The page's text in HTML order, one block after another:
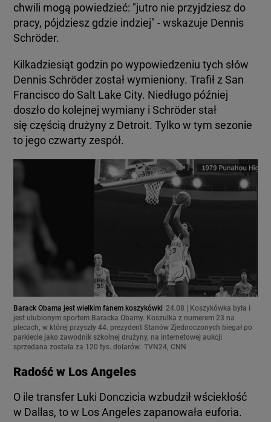
chwili mogą powiedzieć: "jutro nie przyjdziesz do
pracy, pójdziesz gdzie indziej" - wskazuje Dennis
Schröder.
Kilkadziesiąt godzin po wypowiedzeniu tych słów
Dennis Schröder został wymieniony. Trafił z San
Francisco do Salt Lake City. Niedługo później
doszło do kolejnej wymiany i Schröder stał
się częścią drużyny z Detroit. Tylko w tym sezonie
to jego czwarty zespół.
Barack Obama jest wielkim fanem koszykówki 24.08 | Koszykówka była i
jest ulubionym sportem Baracka Obamy. Koszulka z numerem 23 na
plecach, w której przyszły 44. prezydent Stanów Zjednoczonych biegał po
parkiecie jako zawodnik szkolnej drużyny, na internetowej aukcji
sprzedana została za 120 tys. dolarów. TVN24, CNN
Radość w Los Angeles
O ile transfer Luki Donczicia wzbudził wściekłość
w Dallas, to w Los Angeles zapanowała euforia.